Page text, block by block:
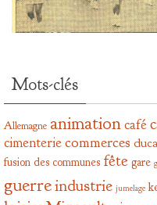
Mots-clés
Allemagne animationcafé
cimenteriecommerces
fusion des communes fête gare
guerreindustrie jumelage